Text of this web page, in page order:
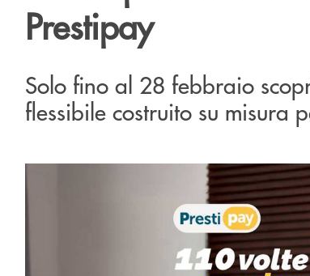
Prestipay
Solo fino al 28 febbraio
flessibile costruito su misura